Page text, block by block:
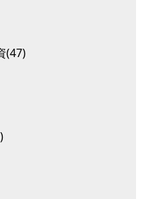
(47)